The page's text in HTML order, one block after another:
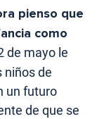
pienso que
como
de mayo le
niños de
un futuro
de que se